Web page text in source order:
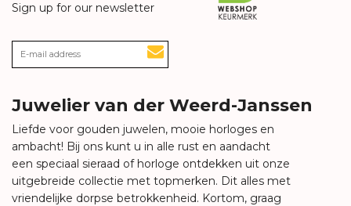
Sign up for our newsletter
Juwelier van der Weerd-Janssen
Liefde voor gouden juwelen, mooie horloges en
ambacht! Bij ons kunt u in alle rust en aandacht
een speciaal sieraad of horloge ontdekken uit onze
uitgebreide collectie met topmerken. Dit alles met
vriendelijke dorpse betrokkenheid. Kortom, graag